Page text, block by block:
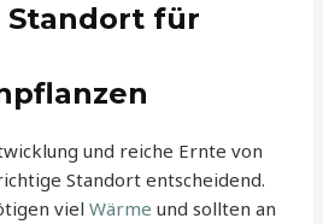
Standort für
und reiche Ernte von
Standort entscheidend.
vielWärme und sollten an